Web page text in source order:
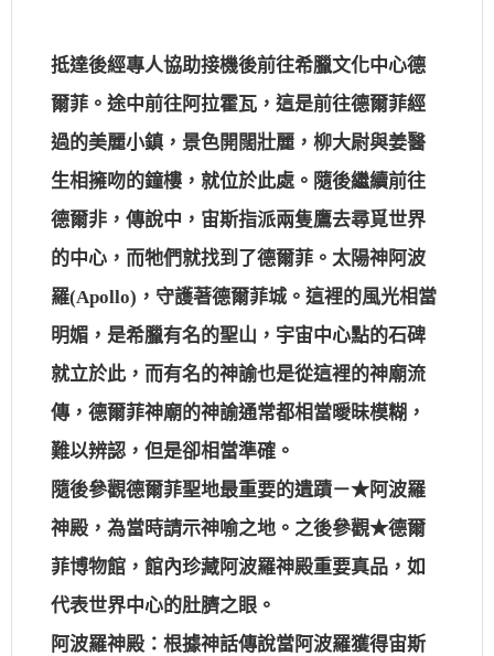
抵達後經專人協助接機後前往希臘文化中心德
爾菲。途中前往阿拉霍瓦，這是前往德爾菲經
過的美麗小鎮，景色開闊壯麗，柳大尉與姜醫
生相擁吻的鐘樓，就位於此處。隨後繼續前往
德爾非，傳說中，宙斯指派兩隻鷹去尋覓世界
的中心，而牠們就找到了德爾菲。太陽神阿波
羅(Apollo)，守護著德爾菲城。這裡的風光相當
明媚，是希臘有名的聖山，宇宙中心點的石碑
就立於此，而有名的神諭也是從這裡的神廟流
傳，德爾菲神廟的神諭通常都相當曖昧模糊，
難以辨認，但是卻相當準確。
隨後參觀德爾菲聖地最重要的遺蹟－★阿波羅
神殿，為當時請示神喻之地。之後參觀★德爾
菲博物館，館內珍藏阿波羅神殿重要真品，如
代表世界中心的肚臍之眼。
阿波羅神殿：根據神話傳說當阿波羅獲得宙斯